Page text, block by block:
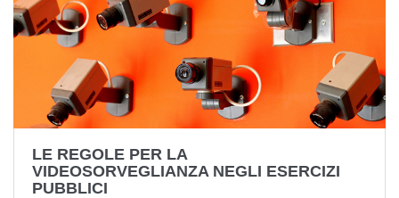
LE REGOLE PER LA
VIDEOSORVEGLIANZA NEGLI ESERCIZI
PUBBLICI